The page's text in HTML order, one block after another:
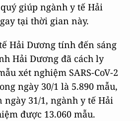
giúp ngành y tế Hải
tại thời gian này.
Hải Dương tính đến sáng
Hải Dương đã cách ly
xét nghiệm SARS-CoV-2
ngày 30/1 là 5.890 mẫu,
31/1, ngành y tế Hải
được 13.060 mẫu.